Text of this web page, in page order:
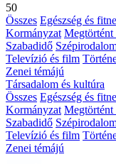
50
Összes Egészség és
Kormányzat Megtörtént
Szabadidő
Televízió és film
Zenei témájú
Társadalom és kultúra
Összes Egészség és
Kormányzat Megtörtént
Szabadidő
Televízió és film
Zenei témájú